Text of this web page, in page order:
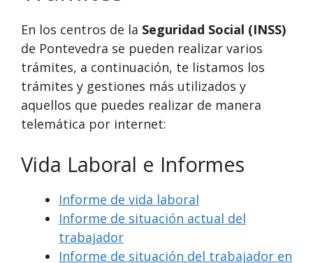
En los centros de la Seguridad Social (INSS)
de Pontevedra se pueden realizar varios
trámites, a continuación, te listamos los
trámites y gestiones más utilizados y
aquellos que puedes realizar de manera
telemática por internet:
Vida Laboral e Informes
Informe de vida laboral
Informe de situación actual del
trabajador
Informe de situación del trabajador en